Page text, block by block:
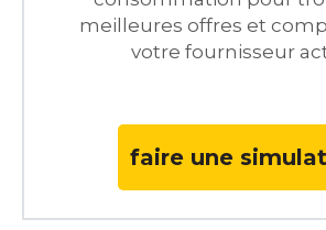
meilleures offres et
votre fournisseur
faire une